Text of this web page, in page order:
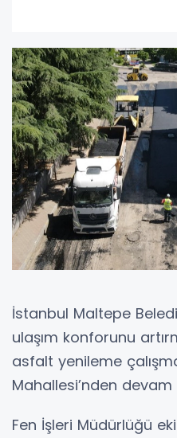
İstanbul Maltepe
ulaşım konforunu
asfalt yenileme
Mahallesi’nden
Fen İşleri Müdürlüğü